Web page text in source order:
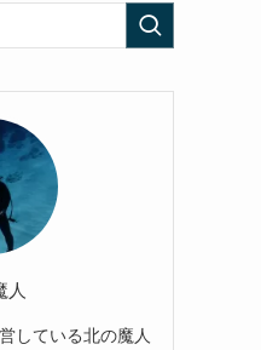
人
している北の魔人